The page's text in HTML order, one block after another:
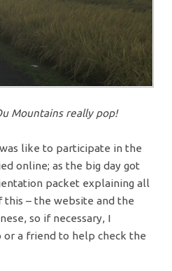
Mountains really pop!
like to participate in the
online; as the big day got
packet explaining all
– the website and the
so if necessary, I
or a friend to help check the